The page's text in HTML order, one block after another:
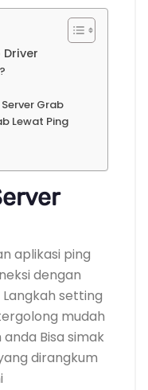
Driver
Server Grab
Lewat Ping
aplikasi ping
dengan
setting
mudah
Bisa simak
dirangkum